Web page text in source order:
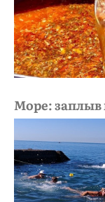
Море: заплыв